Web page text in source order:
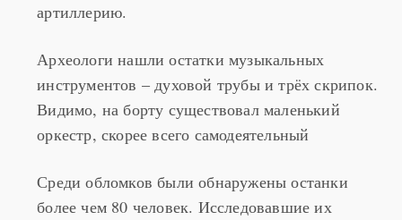
артиллерию.
Археологи нашли остатки музыкальных
инструментов – духовой трубы и трёх скрипок.
Видимо, на борту существовал маленький
оркестр, скорее всего самодеятельный
Среди обломков были обнаружены останки
более чем 80 человек. Исследовавшие их